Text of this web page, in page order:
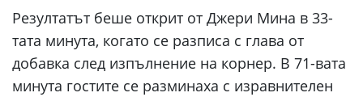
Резултатът беше открит от Джери Мина в 33-
тата минута, когато се разписа с глава от
добавка след изпълнение на корнер. В 71-вата
минута гостите се разминаха с изравнителен